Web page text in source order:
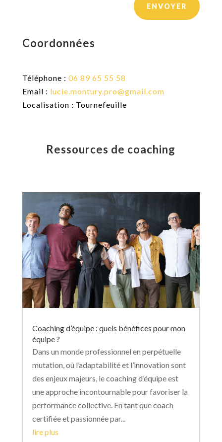
ENVOYER
Coordonnées
Téléphone : 06 89 65 55 58
Email : lucie.montury.pro@gmail.com
Localisation : Tournefeuille
Ressources de coaching
Coaching d’équipe : quels bénéfices pour mon
équipe ?
Dans un monde professionnel en perpétuelle
mutation, où l’adaptabilité et l’innovation sont
des enjeux majeurs, le coaching d’équipe est
une approche incontournable pour favoriser la
performance collective. En tant que coach
certifiée et passionnée par...
lire plus